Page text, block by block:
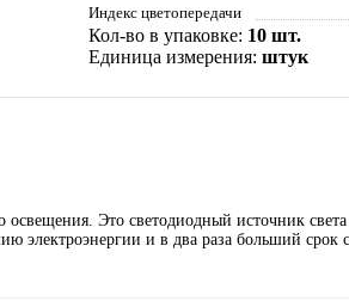
Индекс цветопередачи
Кол-во в упаковке: 10 шт.
Единица измерения: штук
Это светодиодный источник
электроэнергии и в два раза больший